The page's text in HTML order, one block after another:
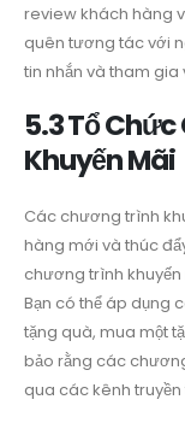
review khách hàng
quên tương tác với
tin nhắn và tham
5.3 Tổ
Khuyến Mãi
Các chương trình
hàng mới và thúc
chương trình
Bạn có thể áp dụng
tặng quà, mua một
bảo rằng các
qua các kênh